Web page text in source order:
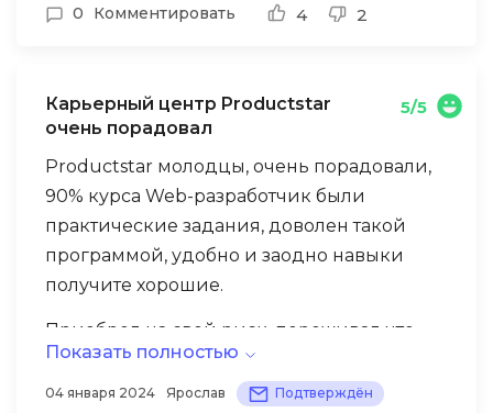
составлен грамотно и интересно,
знания дадут отличный результат.
0 Комментировать 4 2
Карьерный центр Productstar
очень порадовал
5/5
Productstar молодцы, очень порадовали,
90% курса Web-разработчик были
практические задания, доволен такой
программой, удобно и заодно навыки
получите хорошие.
Приобрел на свой риск, переживал что
будут недостатки, но в самом начале были
технические, но стоило обратиться в
Показать полностью
04 января 2024 Ярослав Подтверждён